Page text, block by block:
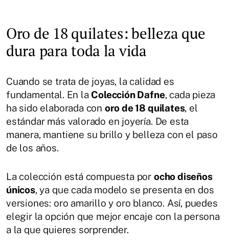
Oro de 18 quilates: belleza que
dura para toda la vida
Cuando se trata de joyas, la calidad es
fundamental. En la Colección Dafne, cada pieza
ha sido elaborada con oro de 18 quilates, el
estándar más valorado en joyería. De esta
manera, mantiene su brillo y belleza con el paso
de los años.
La colección está compuesta por ocho diseños
únicos, ya que cada modelo se presenta en dos
versiones: oro amarillo y oro blanco. Así, puedes
elegir la opción que mejor encaje con la persona
a la que quieres sorprender.